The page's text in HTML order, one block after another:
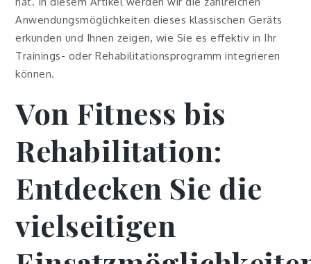
Anwendungsmöglichkeiten dieses klassischen Geräts
erkunden und Ihnen zeigen, wie Sie es effektiv in Ihr
Trainings- oder Rehabilitationsprogramm integrieren
können.
Von Fitness bis
Rehabilitation:
Entdecken Sie die
vielseitigen